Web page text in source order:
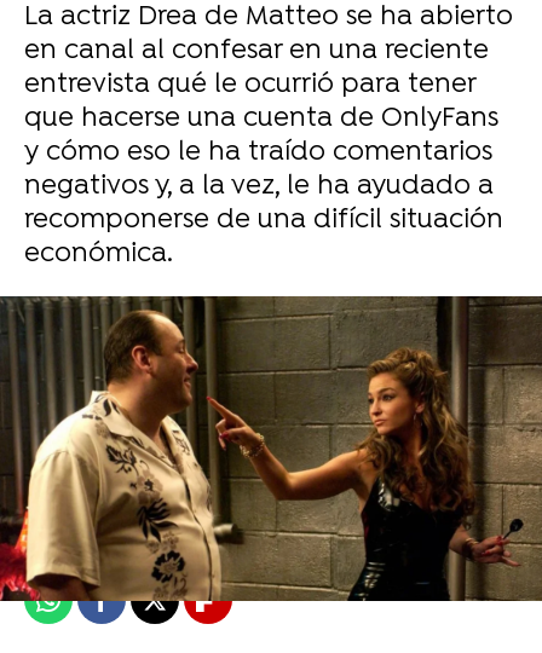
La actriz Drea de Matteo se ha abierto
en canal al confesar en una reciente
entrevista qué le ocurrió para tener
que hacerse una cuenta de OnlyFans
y cómo eso le ha traído comentarios
negativos y, a la vez, le ha ayudado a
recomponerse de una difícil situación
económica.
Carmen Ayesa Esquivel
Publicado:28 de febrero de 2024, 16:21
WhatsappFacebook
X Flipboard